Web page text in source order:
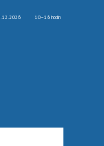
10–16 hodin